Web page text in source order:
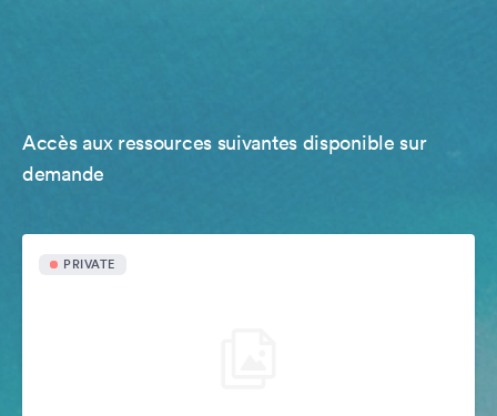
Accès aux ressources suivantes disponible sur
demande
PRIVATE